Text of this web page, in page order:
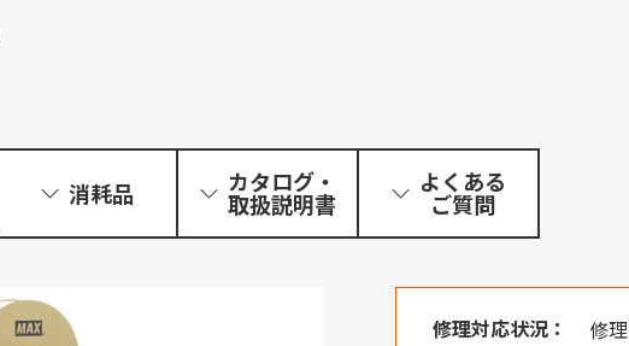
消耗品 カタログ・
取扱説明書
よくある
ご質問
修理対応状況： 修